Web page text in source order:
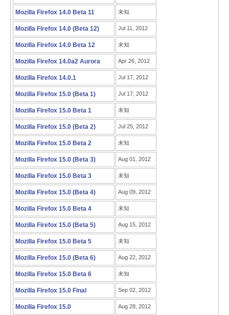
Mozilla Firefox 14.0 Beta 11 未知
Mozilla Firefox 14.0 (Beta 12) Jul 11, 2012
Mozilla Firefox 14.0 Beta 12 未知
Mozilla Firefox 14.0a2 Aurora Apr 26, 2012
Mozilla Firefox 14.0.1 Jul 17, 2012
Mozilla Firefox 15.0 (Beta 1) Jul 17, 2012
Mozilla Firefox 15.0 Beta 1 未知
Mozilla Firefox 15.0 (Beta 2) Jul 25, 2012
Mozilla Firefox 15.0 Beta 2 未知
Mozilla Firefox 15.0 (Beta 3) Aug 01, 2012
Mozilla Firefox 15.0 Beta 3 未知
Mozilla Firefox 15.0 (Beta 4) Aug 09, 2012
Mozilla Firefox 15.0 Beta 4 未知
Mozilla Firefox 15.0 (Beta 5) Aug 15, 2012
Mozilla Firefox 15.0 Beta 5 未知
Mozilla Firefox 15.0 (Beta 6) Aug 22, 2012
Mozilla Firefox 15.0 Beta 6 未知
Mozilla Firefox 15.0 Final Sep 02, 2012
Mozilla Firefox 15.0 Aug 28, 2012